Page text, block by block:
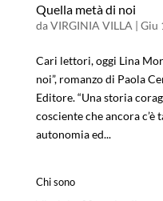
Quella metà di noi
daVIRGINIA VILLA | Giu
Cari lettori, oggi Lina
noi”, romanzo di Paola
Editore. “Una storia
cosciente che ancora
autonomia ed...
Chi sono